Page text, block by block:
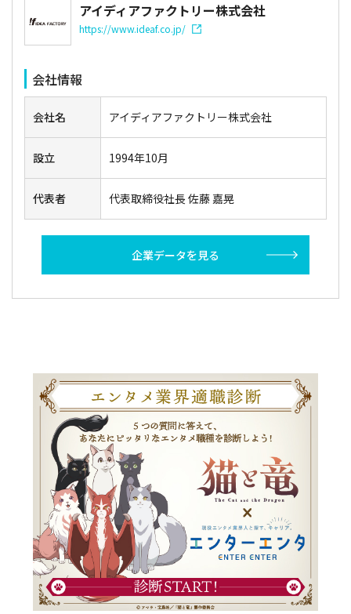
アイディアファクトリー株式会社
https://www.ideaf.co.jp/
会社情報
会社名 アイディアファクトリー株式会社
設立 1994年10月
代表者 代表取締役社長 佐藤 嘉晃
企業データを見る